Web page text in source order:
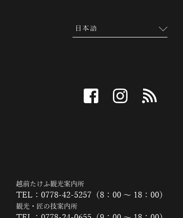
facebook instagram
越前たけふ観光案内所
TEL：0778-42-5257（8：00 ～ 18：00）
観光・匠の技案内所